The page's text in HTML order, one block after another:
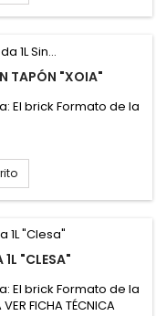
TAPÓN "XOIA"
El brick Formato de la
1L "CLESA"
El brick Formato de la
FICHA TÉCNICA